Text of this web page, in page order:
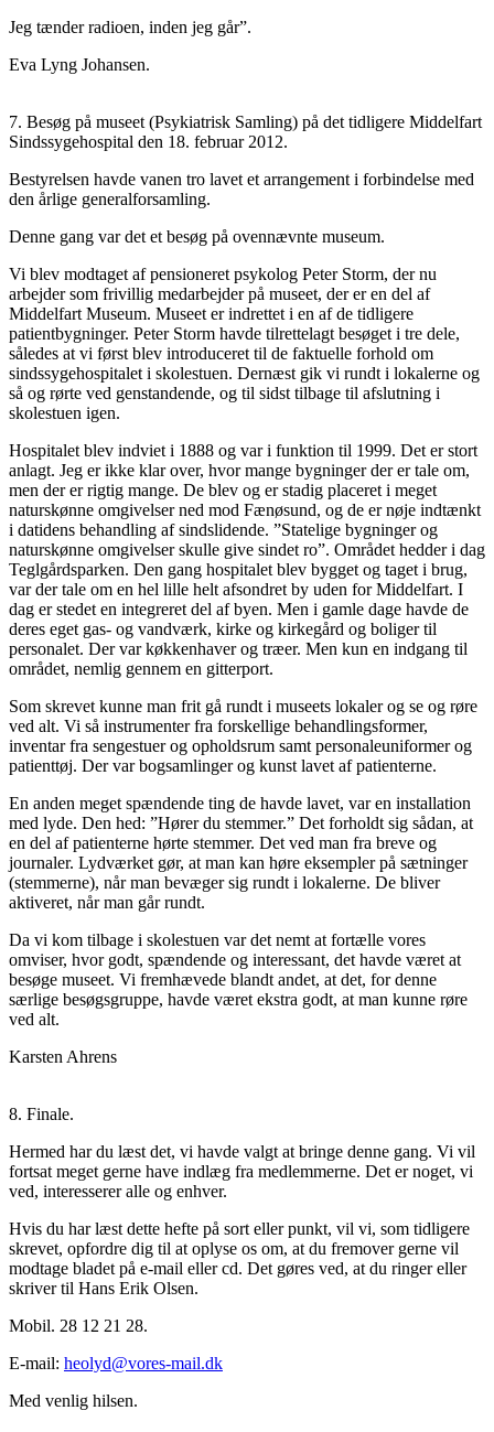
Jeg tænder radioen, inden jeg går”.
Eva Lyng Johansen.
7. Besøg på museet (Psykiatrisk Samling) på det tidligere Middelfart
Sindssygehospital den 18. februar 2012.
Bestyrelsen havde vanen tro lavet et arrangement i forbindelse med
den årlige generalforsamling.
Denne gang var det et besøg på ovennævnte museum.
Vi blev modtaget af pensioneret psykolog Peter Storm, der nu
arbejder som frivillig medarbejder på museet, der er en del af
Middelfart Museum. Museet er indrettet i en af de tidligere
patientbygninger. Peter Storm havde tilrettelagt besøget i tre dele,
således at vi først blev introduceret til de faktuelle forhold om
sindssygehospitalet i skolestuen. Dernæst gik vi rundt i lokalerne og
så og rørte ved genstandende, og til sidst tilbage til afslutning i
skolestuen igen.
Hospitalet blev indviet i 1888 og var i funktion til 1999. Det er stort
anlagt. Jeg er ikke klar over, hvor mange bygninger der er tale om,
men der er rigtig mange. De blev og er stadig placeret i meget
naturskønne omgivelser ned mod Fænøsund, og de er nøje indtænkt
i datidens behandling af sindslidende. ”Statelige bygninger og
naturskønne omgivelser skulle give sindet ro”. Området hedder i dag
Teglgårdsparken. Den gang hospitalet blev bygget og taget i brug,
var der tale om en hel lille helt afsondret by uden for Middelfart. I
dag er stedet en integreret del af byen. Men i gamle dage havde de
deres eget gas- og vandværk, kirke og kirkegård og boliger til
personalet. Der var køkkenhaver og træer. Men kun en indgang til
området, nemlig gennem en gitterport.
Som skrevet kunne man frit gå rundt i museets lokaler og se og røre
ved alt. Vi så instrumenter fra forskellige behandlingsformer,
inventar fra sengestuer og opholdsrum samt personaleuniformer og
patienttøj. Der var bogsamlinger og kunst lavet af patienterne.
En anden meget spændende ting de havde lavet, var en installation
med lyde. Den hed: ”Hører du stemmer.” Det forholdt sig sådan, at
en del af patienterne hørte stemmer. Det ved man fra breve og
journaler. Lydværket gør, at man kan høre eksempler på sætninger
(stemmerne), når man bevæger sig rundt i lokalerne. De bliver
aktiveret, når man går rundt.
Da vi kom tilbage i skolestuen var det nemt at fortælle vores
omviser, hvor godt, spændende og interessant, det havde været at
besøge museet. Vi fremhævede blandt andet, at det, for denne
særlige besøgsgruppe, havde været ekstra godt, at man kunne røre
ved alt.
Karsten Ahrens
8. Finale.
Hermed har du læst det, vi havde valgt at bringe denne gang. Vi vil
fortsat meget gerne have indlæg fra medlemmerne. Det er noget, vi
ved, interesserer alle og enhver.
Hvis du har læst dette hefte på sort eller punkt, vil vi, som tidligere
skrevet, opfordre dig til at oplyse os om, at du fremover gerne vil
modtage bladet på e-mail eller cd. Det gøres ved, at du ringer eller
skriver til Hans Erik Olsen.
Mobil. 28 12 21 28.
E-mail: heolyd@vores-mail.dk
Med venlig hilsen.